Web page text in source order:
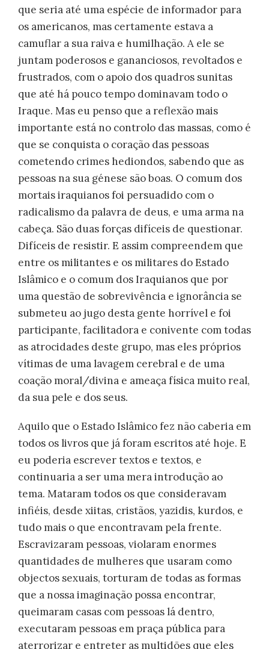
que seria até uma espécie de informador para
os americanos, mas certamente estava a
camuflar a sua raiva e humilhação. A ele se
juntam poderosos e gananciosos, revoltados e
frustrados, com o apoio dos quadros sunitas
que até há pouco tempo dominavam todo o
Iraque. Mas eu penso que a reflexão mais
importante está no controlo das massas, como é
que se conquista o coração das pessoas
cometendo crimes hediondos, sabendo que as
pessoas na sua génese são boas. O comum dos
mortais iraquianos foi persuadido com o
radicalismo da palavra de deus, e uma arma na
cabeça. São duas forças difíceis de questionar.
Difíceis de resistir. E assim compreendem que
entre os militantes e os militares do Estado
Islâmico e o comum dos Iraquianos que por
uma questão de sobrevivência e ignorância se
submeteu ao jugo desta gente horrível e foi
participante, facilitadora e conivente com todas
as atrocidades deste grupo, mas eles próprios
vítimas de uma lavagem cerebral e de uma
coação moral/divina e ameaça física muito real,
da sua pele e dos seus.
Aquilo que o Estado Islâmico fez não caberia em
todos os livros que já foram escritos até hoje. E
eu poderia escrever textos e textos, e
continuaria a ser uma mera introdução ao
tema. Mataram todos os que consideravam
infiéis, desde xiitas, cristãos, yazidis, kurdos, e
tudo mais o que encontravam pela frente.
Escravizaram pessoas, violaram enormes
quantidades de mulheres que usaram como
objectos sexuais, torturam de todas as formas
que a nossa imaginação possa encontrar,
queimaram casas com pessoas lá dentro,
executaram pessoas em praça pública para
aterrorizar e entreter as multidões que eles